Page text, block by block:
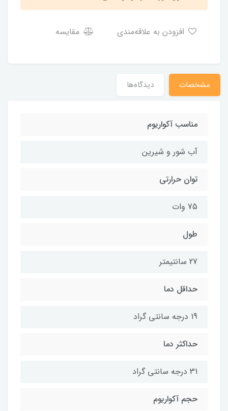
مقایسه
مشخصات دیدگاه‌ها
مناسب آکواریوم
آب شور و شیرین
توان حرارتی
75 وات
طول
27 سانتیمتر
حداقل دما
19 درجه سانتی گراد
حداکثر دما
31 درجه سانتی گراد
حجم آکواریوم